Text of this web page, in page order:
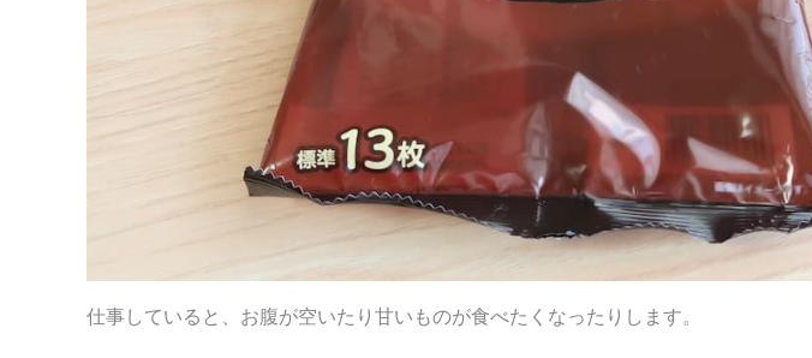
仕事していると、お腹が空いたり甘いものが食べたくなったりします。